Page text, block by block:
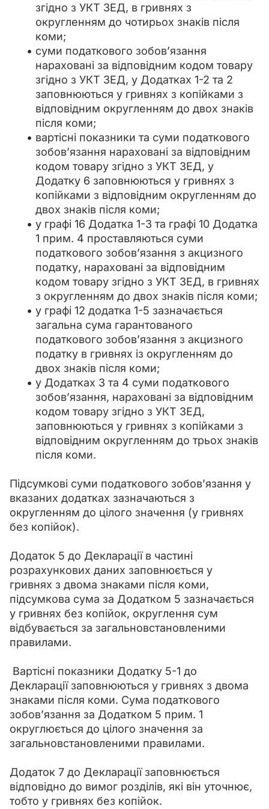
згідно з УКТ ЗЕД, в гривнях з
округленням до чотирьох знаків після
коми;
суми податкового зобов’язання
нараховані за відповідним кодом товару
згідно з УКТ ЗЕД, у Додатках 1-2 та 2
заповнюються у гривнях з копійками з
відповідним округленням до двох знаків
після коми;
вартісні показники та суми податкового
зобов’язання нараховані за відповідним
кодом товару згідно з УКТ ЗЕД, у
Додатку 6 заповнюються у гривнях з
копійками з відповідним округленням до
двох знаків після коми;
у графі 16 Додатка 1-3 та графі 10 Додатка
1 прим. 4 проставляються суми
податкового зобов’язання з акцизного
податку, нараховані за відповідним
кодом товару згідно з УКТ ЗЕД, в гривнях
з округленням до двох знаків після коми;
у графі 12 додатка 1-5 зазначається
загальна сума гарантованого
податкового зобов’язання з акцизного
податку в гривнях із округленням до
двох знаків після коми;
у Додатках 3 та 4 суми податкового
зобов’язання, нараховані за відповідним
кодом товару згідно з УКТ ЗЕД,
заповнюються у гривнях з копійками з
відповідним округленням до трьох знаків
після коми.
Підсумкові суми податкового зобов’язання у
вказаних додатках зазначаються з
округленням до цілого значення (у гривнях
без копійок).
Додаток 5 до Декларації в частині
розрахункових даних заповнюється у
гривнях з двома знаками після коми,
підсумкова сума за Додатком 5 зазначається
у гривнях без копійок, округлення сум
відбувається за загальновстановленими
правилами.
Декларації заповнюються у гривнях з двома
знаками після коми. Сума податкового
зобов’язання за Додатком 5 прим. 1
округлюється до цілого значення за
загальновстановленими правилами.
Додаток 7 до Декларації заповнюється
відповідно до вимог розділів, які він уточнює,
тобто у гривнях без копійок.